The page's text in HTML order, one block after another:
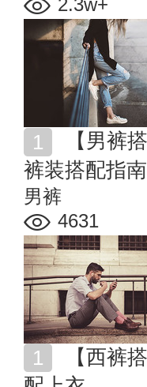
2.3w+
裤装搭配指南
男裤
4631